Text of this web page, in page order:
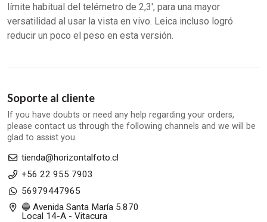
límite habitual del telémetro de 2,3', para una mayor
versatilidad al usar la vista en vivo. Leica incluso logró
reducir un poco el peso en esta versión.
Soporte al cliente
If you have doubts or need any help regarding your orders,
please contact us through the following channels and we will be
glad to assist you.
tienda@horizontalfoto.cl
+56 22 955 7903
56979447965
🔵 Avenida Santa María 5.870
Local 14-A - Vitacura